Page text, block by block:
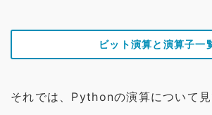
ビット演算と演算子一
それでは、Pythonの演算について